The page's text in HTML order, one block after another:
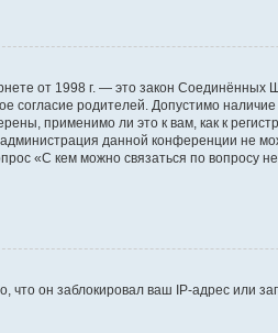
от 1998 г. — это закон Соединённых
родителей. Допустимо наличие
применимо ли это к вам, как к
данной конференции не
«С кем можно связаться по вопросу
он заблокировал ваш IP-адрес или